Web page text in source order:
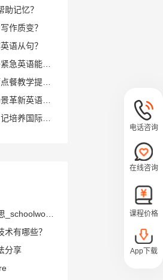
记忆？
作质变？
语从句？
VIPKID 如何培养孩子紧急英语能力？
VIPKID 如何通过餐厅点餐教学提升少儿英语应用能力？
VIPKID 如何用酒店场景革新英语教学？
VIPKID 如何用英语日记培养国际化人才？
schoolwork是什么意思_schoolwork怎么读_音标ˈsku-lˌwɜ-k
有哪些？
分享
电话咨询
在线咨询
课程价格
App下载